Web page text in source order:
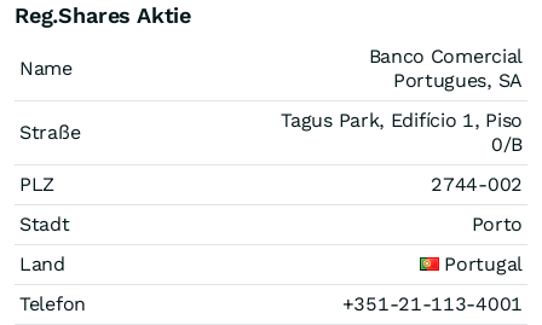
Reg.Shares Aktie
Name
Banco Comercial
Portugues, SA
Straße
Tagus Park, Edifício 1, Piso
0/B
PLZ
2744-002
Stadt
Porto
Land
Portugal
Telefon
+351-21-113-4001